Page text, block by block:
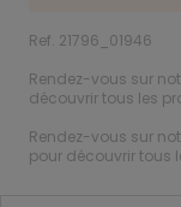
Ref. 21796_01946
Rendez-vous sur
découvrir tous les
Rendez-vous sur
pour découvrir tous